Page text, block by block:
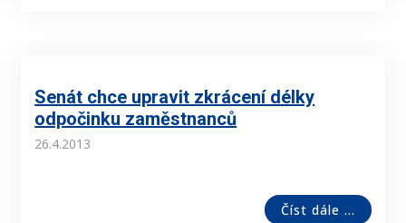
Senát chce upravit zkrácení délky
odpočinku zaměstnanců
26.4.2013
Číst dále ...